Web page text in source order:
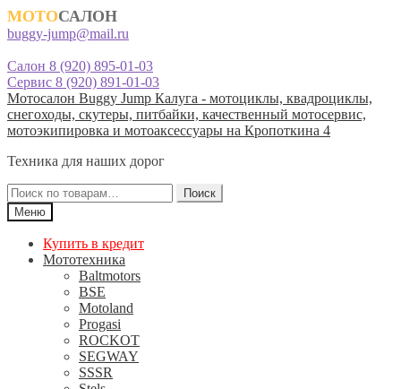
МОТОСАЛОН
buggy-jump@mail.ru
Салон 8 (920) 895-01-03
Сервис 8 (920) 891-01-03
Перейти
к
навигации
Перейти
к
содержимому
Мотосалон Buggy Jump Калуга - мотоциклы, квадроциклы,
снегоходы, скутеры, питбайки, качественный мотосервис,
мотоэкипировка и мотоаксессуары на Кропоткина 4
Техника для наших дорог
Искать:
Поиск
Меню
Купить в кредит
Мототехника
Baltmotors
BSE
Motoland
Progasi
ROCKOT
SEGWAY
SSSR